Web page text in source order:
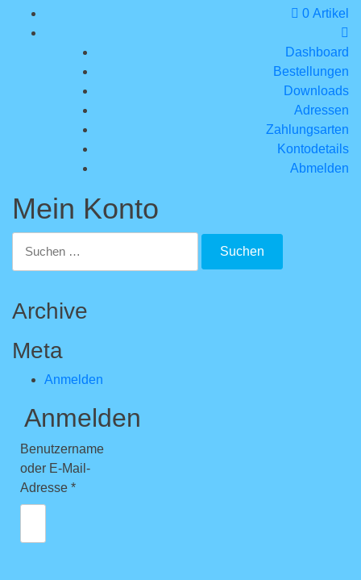
0 Artikel
Dashboard
Bestellungen
Downloads
Adressen
Zahlungsarten
Kontodetails
Abmelden
Mein Konto
Anmelden
Benutzername
oder E-Mail-
Adresse *Erforderlich
nach:
Archive
Meta
Anmelden